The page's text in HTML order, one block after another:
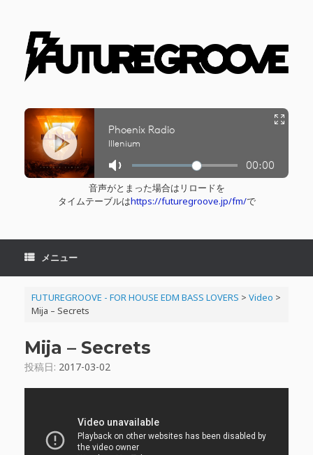
音声がとまった場合はリロードを
タイムテーブルはhttps://futuregroove.jp/fm/で
メニュー
FUTUREGROOVE - FOR HOUSE EDM BASS LOVERS > Video >
Mija – Secrets
Mija – Secrets
投稿日: 2017-03-02